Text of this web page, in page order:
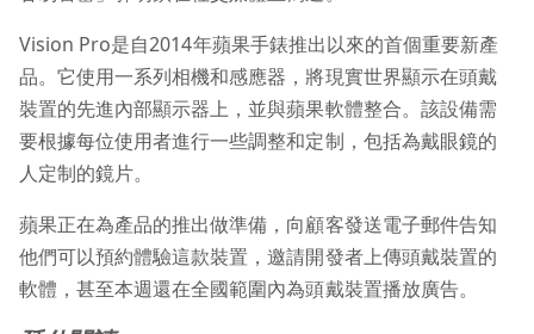
Vision Pro是自2014年蘋果手錶推出以來的首個重要新產
品。它使用一系列相機和感應器，將現實世界顯示在頭戴
裝置的先進內部顯示器上，並與蘋果軟體整合。該設備需
要根據每位使用者進行一些調整和定制，包括為戴眼鏡的
人定制的鏡片。
蘋果正在為產品的推出做準備，向顧客發送電子郵件告知
他們可以預約體驗這款裝置，邀請開發者上傳頭戴裝置的
軟體，甚至本週還在全國範圍內為頭戴裝置播放廣告。